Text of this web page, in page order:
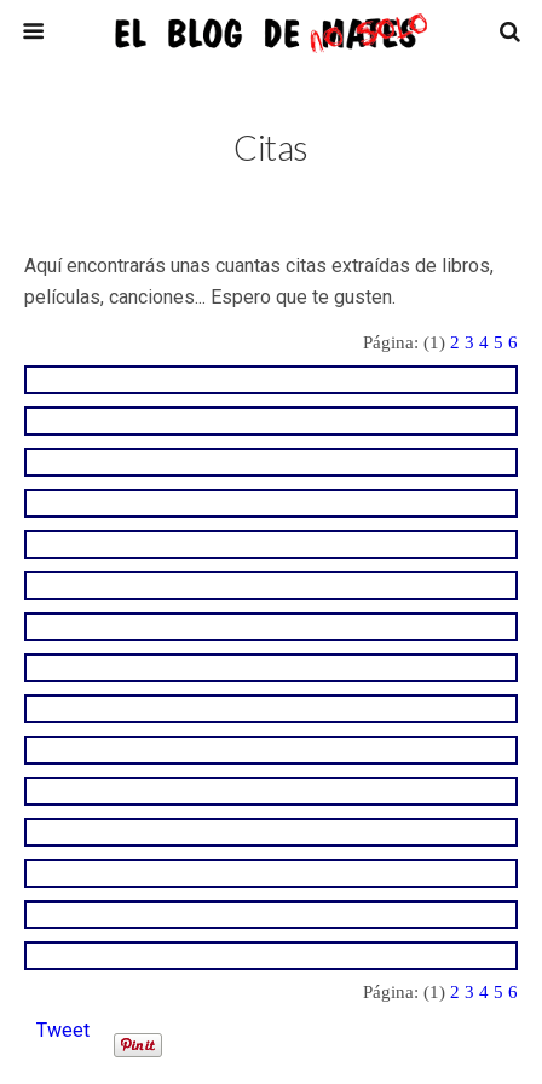
Citas
Aquí encontrarás unas cuantas citas extraídas de libros,
películas, canciones... Espero que te gusten.
Página: (1) 2 3 4 5 6
Página: (1) 2 3 4 5 6
Tweet